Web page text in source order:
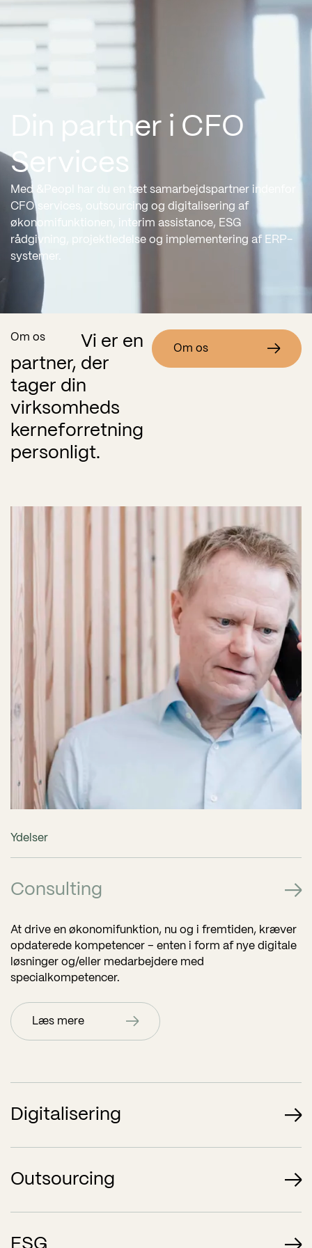
Din partner i CFO
Services
Med &Peopl har du en tæt samarbejdspartner indenfor
CFO services, outsourcing og digitalisering af
økonomifunktionen, interim assistance, ESG
rådgivning, projektledelse og implementering af ERP-
systemer.
Om os
Vi er en
partner, der
tager din
virksomheds
kerneforretning
personligt.
Om os
Ydelser
Consulting
At drive en økonomifunktion, nu og i fremtiden, kræver
opdaterede kompetencer – enten i form af nye digitale
løsninger og/eller medarbejdere med
specialkompetencer.
Læs mere
Digitalisering
økonomifunktionen, implementering af ERP-systemer,
digital transformation og optimal udnyttelse af de
Outsourcing
kan varetage alle former for opgaver – altid med en
ESG